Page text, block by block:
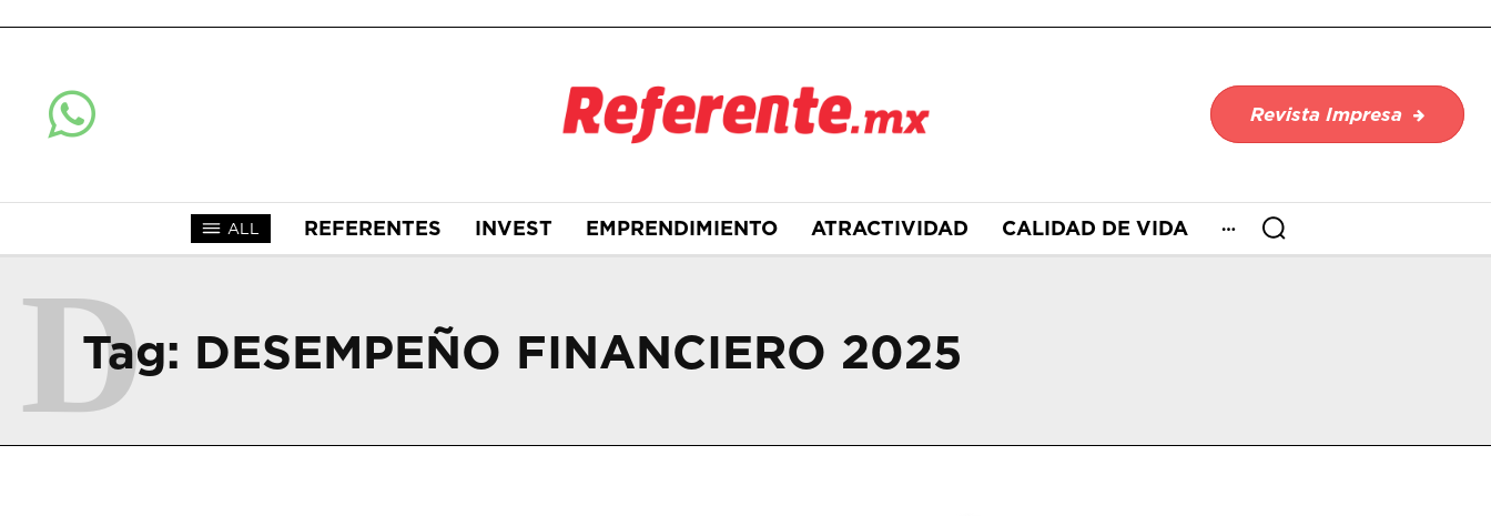
Revista Impresa
ALL REFERENTES INVEST EMPRENDIMIENTO ATRACTIVIDAD CALIDAD DE VIDA
Tag: DESEMPEÑO FINANCIERO 2025
D